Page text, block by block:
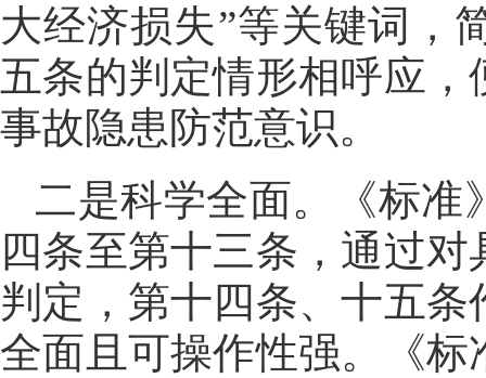
大经济损失”等关键词，
五条的判定情形相呼应
事故隐患防范意识。
二是科学全面。《标准
四条至第十三条，通过
判定，第十四条、十五
全面且可操作性强。《